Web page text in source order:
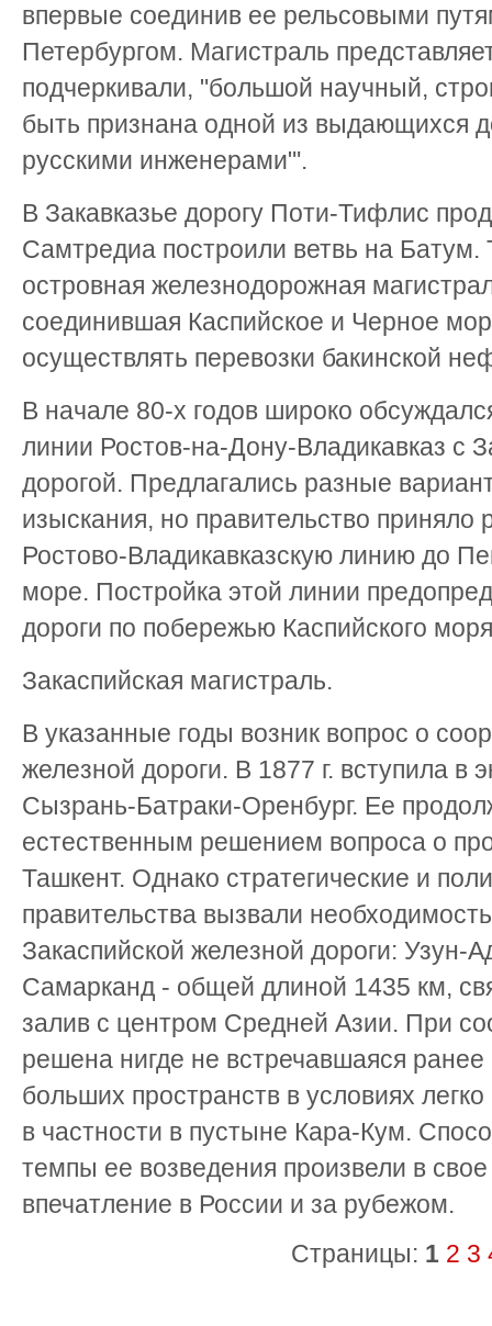
впервые соединив ее рельсовыми
Петербургом. Магистраль
подчеркивали, "большой научный,
быть признана одной из выдающихся
русскими инженерами"'.
В Закавказье дорогу Поти-Тифлис
Самтредиа построили ветвь на Батум.
островная железнодорожная
соединившая Каспийское и Черное
осуществлять перевозки бакинской
В начале 80-х годов широко
линии Ростов-на-Дону-Владикавказ с
дорогой. Предлагались разные
изыскания, но правительство
Ростово-Владикавказскую линию до
море. Постройка этой линии
дороги по побережью Каспийского
Закаспийская магистраль.
В указанные годы возник вопрос о
железной дороги. В 1877 г. вступила в
Сызрань-Батраки-Оренбург. Ее
естественным решением вопроса о
Ташкент. Однако стратегические и
правительства вызвали
Закаспийской железной дороги: Узун-
Самарканд - общей длиной 1435 км,
залив с центром Средней Азии. При
решена нигде не встречавшаяся
больших пространств в условиях
в частности в пустыне Кара-Кум.
темпы ее возведения произвели в
впечатление в России и за рубежом.
Страницы: 1 2 3